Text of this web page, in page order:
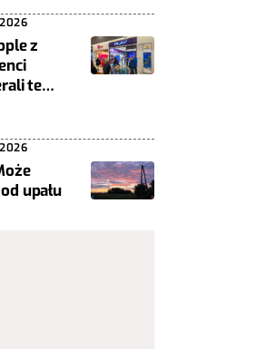
z
te
upału